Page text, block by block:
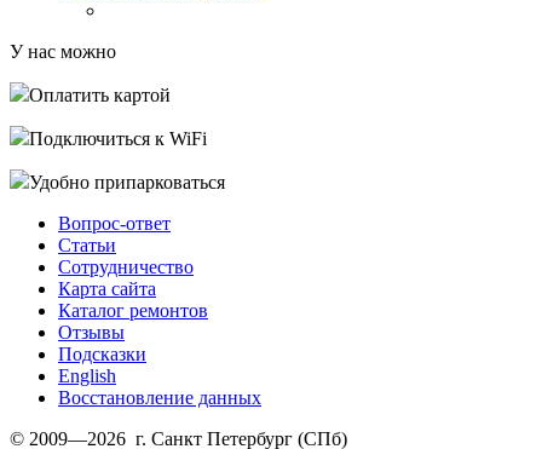
У нас можно
Оплатить картой
Подключиться к WiFi
Удобно припарковаться
Вопрос-ответ
Статьи
Сотрудничество
Карта сайта
Каталог ремонтов
Отзывы
Подсказки
English
Восстановление данных
© 2009—2026 г. Санкт Петербург (СПб)